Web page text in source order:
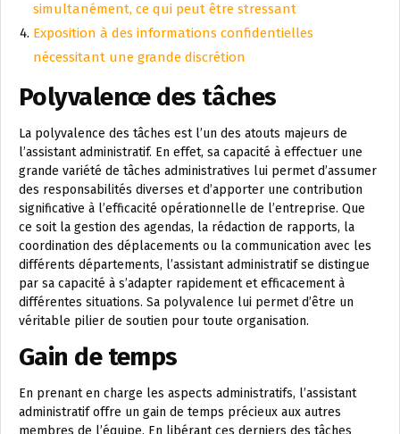
simultanément, ce qui peut être stressant
Exposition à des informations confidentielles
nécessitant une grande discrétion
Polyvalence des tâches
La polyvalence des tâches est l’un des atouts majeurs de
l’assistant administratif. En effet, sa capacité à effectuer une
grande variété de tâches administratives lui permet d’assumer
des responsabilités diverses et d’apporter une contribution
significative à l’efficacité opérationnelle de l’entreprise. Que
ce soit la gestion des agendas, la rédaction de rapports, la
coordination des déplacements ou la communication avec les
différents départements, l’assistant administratif se distingue
par sa capacité à s’adapter rapidement et efficacement à
différentes situations. Sa polyvalence lui permet d’être un
véritable pilier de soutien pour toute organisation.
Gain de temps
En prenant en charge les aspects administratifs, l’assistant
administratif offre un gain de temps précieux aux autres
membres de l’équipe. En libérant ces derniers des tâches